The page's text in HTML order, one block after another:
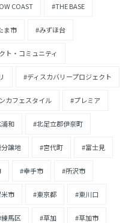
COAST #THE BASE
ま市 #みずほ台
ト・コミュニティ
#ディスカバリープロジェクト
カフェスタイル #プレミア
和 #北足立郡伊奈町
譲地 #宮代町 #富士見
#幸手市 #所沢市
市 #東京都 #東川口
練馬区 #草加 #草加市